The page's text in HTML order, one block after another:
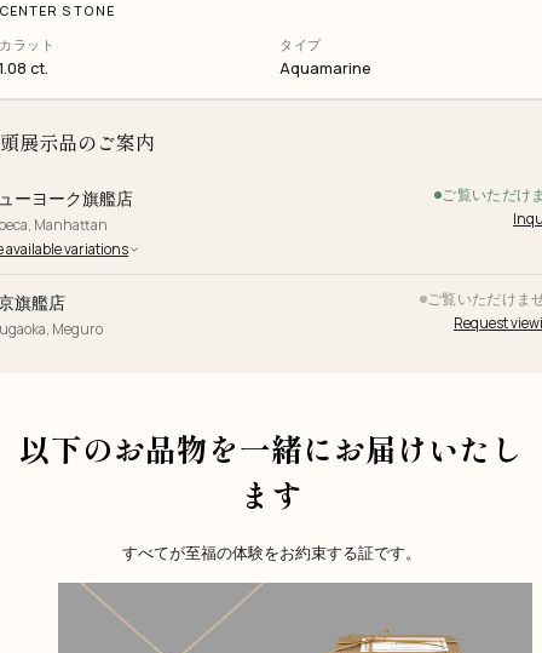
CENTER STONE
カラット
1.08 ct.
タイプ
Aquamarine
展示品のご案内
ーヨーク旗艦店
Manhattan
ご覧いただけ
available variations
旗艦店
Meguro
ご覧いただけま
Request
以下のお品物を一緒にお届けいたし
ます
すべてが至福の体験をお約束する証です。